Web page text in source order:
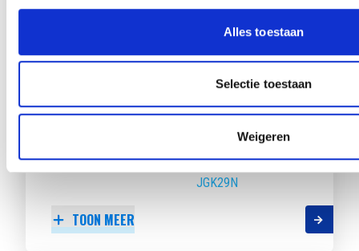
Alles toestaan
Selectie toestaan
Weigeren
LOOPTIJD
KIA CEED SPORTSWAGON
Bouwjaar 202510 km geredenKenteken
JGK29N
TOON MEER